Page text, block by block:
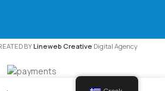
BYLineweb Creative Digital Agency